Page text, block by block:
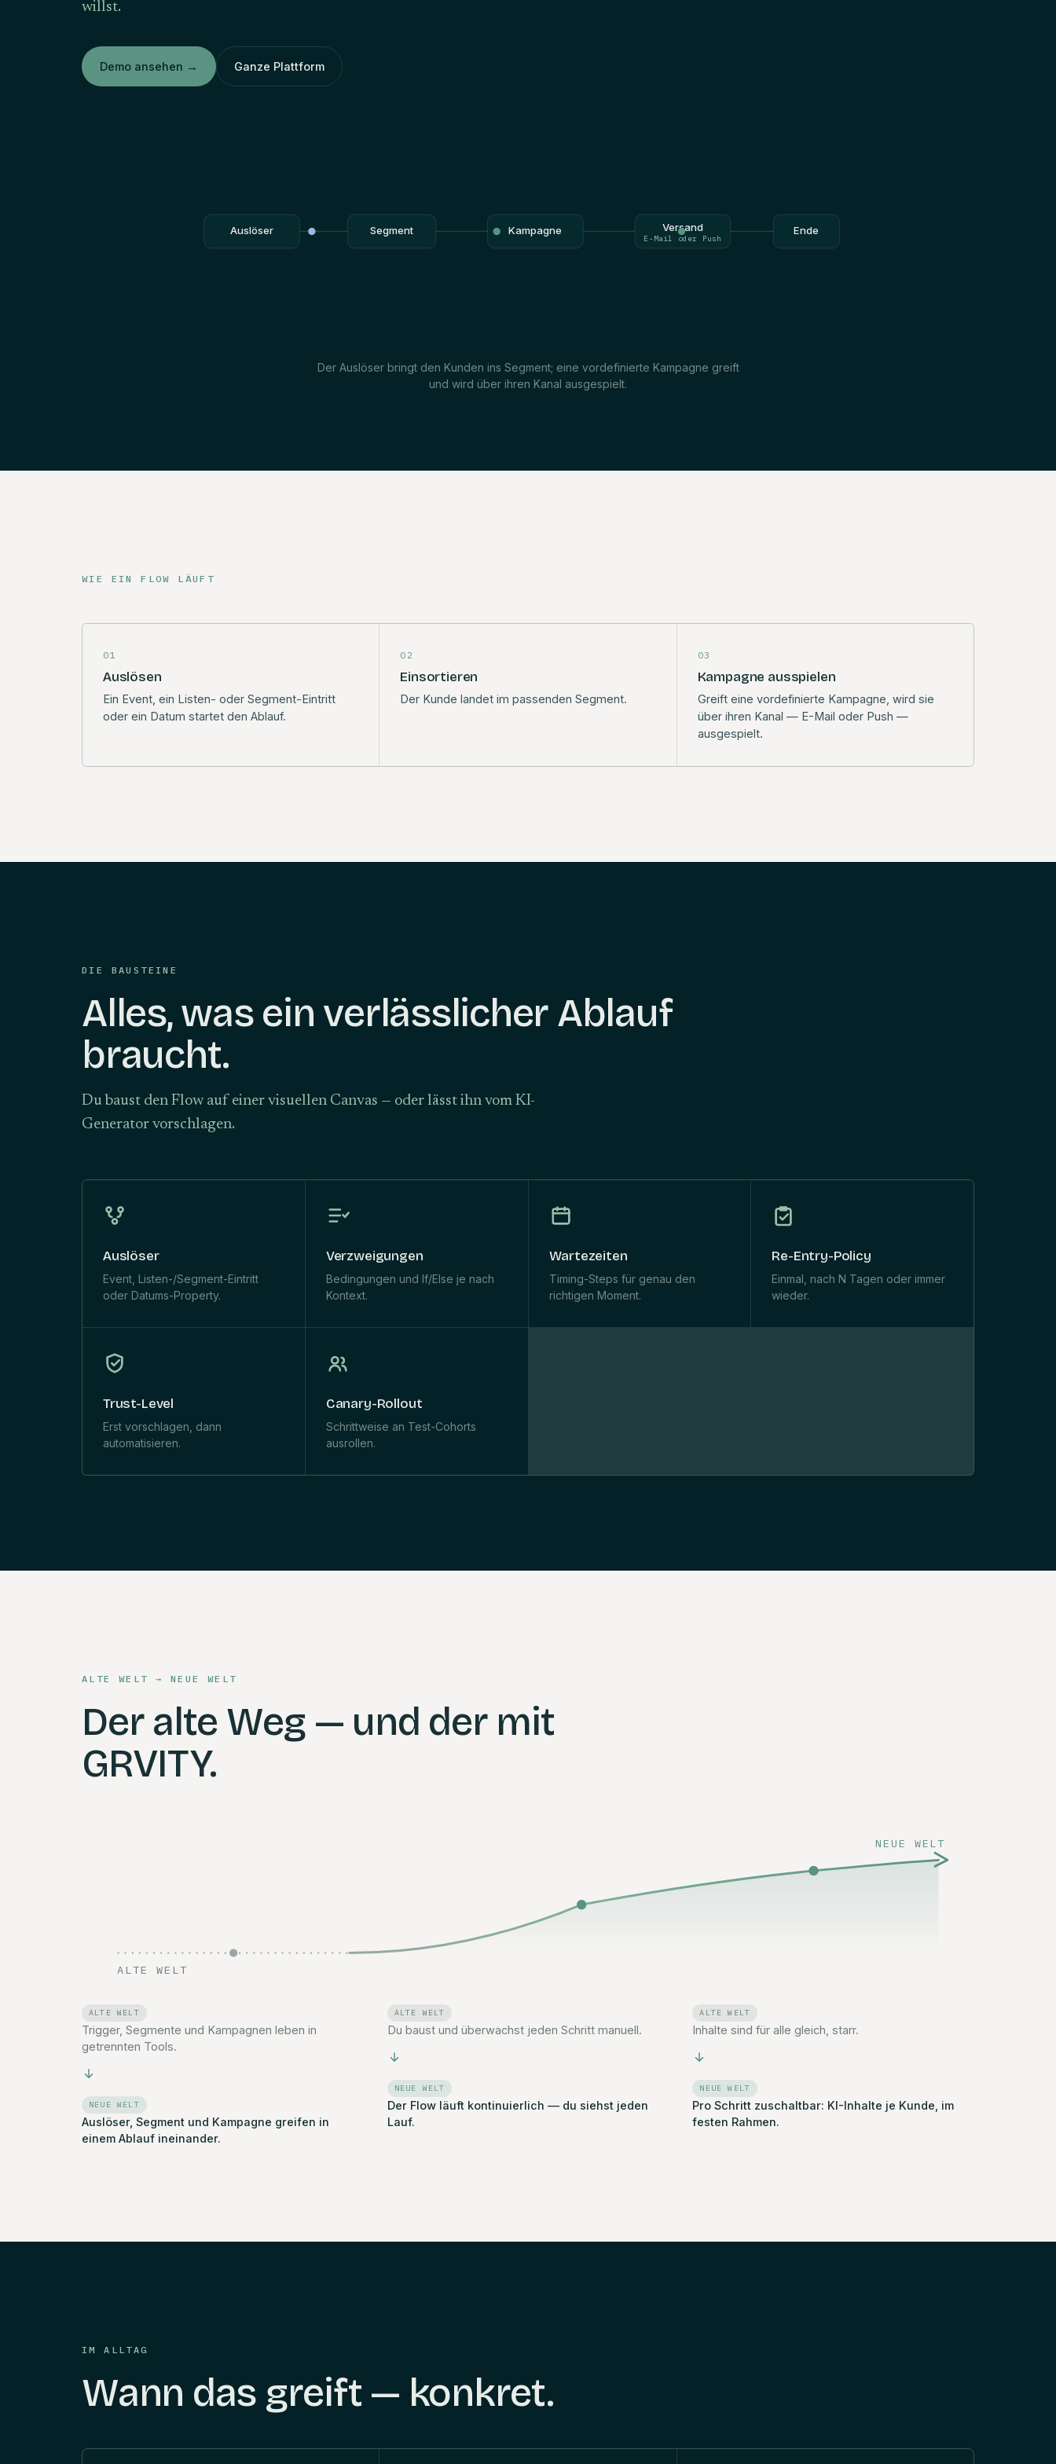
willst.
Demo ansehen → Ganze Plattform
Auslöser Segment Kampagne Versand
E-Mail oder Push
Ende
Der Auslöser bringt den Kunden ins Segment; eine vordefinierte Kampagne greift
und wird über ihren Kanal ausgespielt.
WIE EIN FLOW LÄUFT
01
Auslösen
Ein Event, ein Listen- oder Segment-Eintritt
oder ein Datum startet den Ablauf.
02
Einsortieren
Der Kunde landet im passenden Segment.
03
Kampagne ausspielen
Greift eine vordefinierte Kampagne, wird sie
über ihren Kanal — E-Mail oder Push —
ausgespielt.
DIE BAUSTEINE
Alles, was ein verlässlicher Ablauf
braucht.
Du baust den Flow auf einer visuellen Canvas — oder lässt ihn vom KI-
Generator vorschlagen.
Auslöser
Event, Listen-/Segment-Eintritt
oder Datums-Property.
Verzweigungen
Bedingungen und If/Else je nach
Kontext.
Wartezeiten
Timing-Steps für genau den
richtigen Moment.
Re-Entry-Policy
Einmal, nach N Tagen oder immer
wieder.
Trust-Level
Erst vorschlagen, dann
automatisieren.
Canary-Rollout
Schrittweise an Test-Cohorts
ausrollen.
ALTE WELT → NEUE WELT
Der alte Weg — und der mit
GRVITY.
ALTE WELT
NEUE WELT
ALTE WELT
Trigger, Segmente und Kampagnen leben in
getrennten Tools.
NEUE WELT
Auslöser, Segment und Kampagne greifen in
einem Ablauf ineinander.
ALTE WELT
Du baust und überwachst jeden Schritt manuell.
NEUE WELT
Der Flow läuft kontinuierlich — du siehst jeden
Lauf.
ALTE WELT
Inhalte sind für alle gleich, starr.
NEUE WELT
Pro Schritt zuschaltbar: KI-Inhalte je Kunde, im
festen Rahmen.
IM ALLTAG
Wann das greift — konkret.